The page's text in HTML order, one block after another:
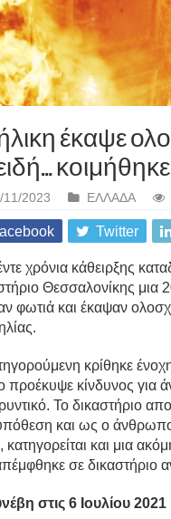
έκαψε
11/2023 ΕΛΛΑΔΑ
Twitter
χρόνια κάθειρξης
Θεσσαλονίκης μια
φωτιά και έκαψαν
κρίθηκε
προέκυψε κίνδυνος για
Το δικαστήριο
και ως ο
και μια
σε δικαστήριο
στις 6 Ιουλίου 2021